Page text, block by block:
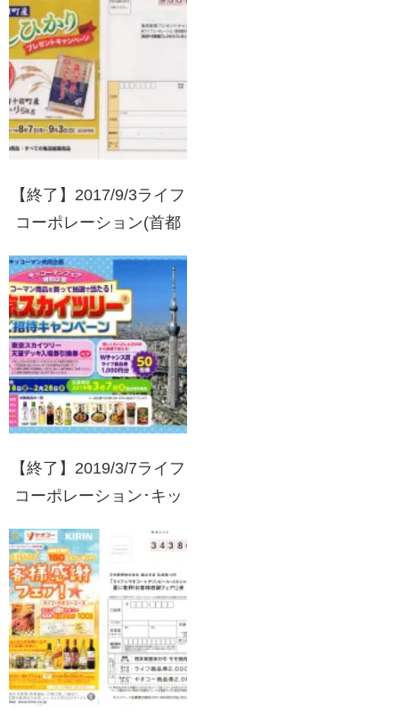
アグッズを当てよう！キ
ャンペーン
【終了】2017/9/3ライフ
コーポレーション(首都
町産こしひかりプレゼン
トキャンペーン
【終了】2019/3/7ライフ
コーポレーション･キッ
リーご招待キャンペーン